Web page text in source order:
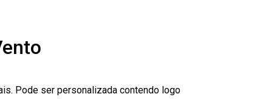
Pode ser personalizada contendo logo